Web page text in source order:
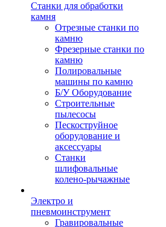
Станки для обработки
камня
Отрезные станки по
камню
Фрезерные станки по
камню
Полировальные
машины по камню
Б/У Оборудование
Строительные
пылесосы
Пескоструйное
оборудование и
аксессуары
Станки
шлифовальные
колено-рычажные
Электро и
пневмоинструмент
Гравировальные